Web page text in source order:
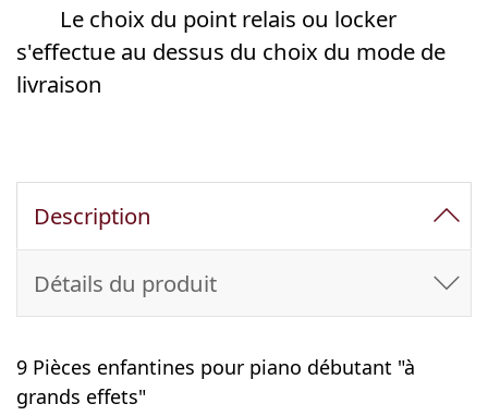
Le choix du point relais ou locker
s'effectue au dessus du choix du mode de
livraison
Description
Détails du produit
9 Pièces enfantines pour piano débutant "à
grands effets"